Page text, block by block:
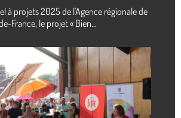
à projets 2025 de l'Agence régionale de
France, le projet « Bien...